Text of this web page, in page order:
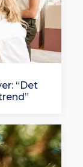
“Det